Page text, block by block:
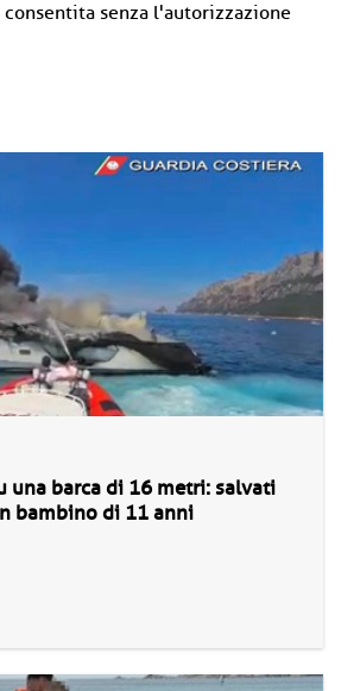
senza l'autorizzazione
una barca di 16 metri: salvati
bambino di 11 anni